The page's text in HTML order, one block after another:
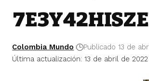
Última actualización: 13 de abril de 2022
Colombia Mundo Publicado 13 de